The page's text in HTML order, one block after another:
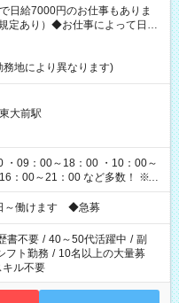
日給7000円のお仕事もありま
あり）◆お仕事によって日給
地により異なります)
東大前駅
09：00～18：00 ・10：00～
：00 など多数！ ※お
す
～働けます ◆急募
書不要 / 40～50代活躍中 / 副
フト勤務 / 10名以上の大量募
キル不要